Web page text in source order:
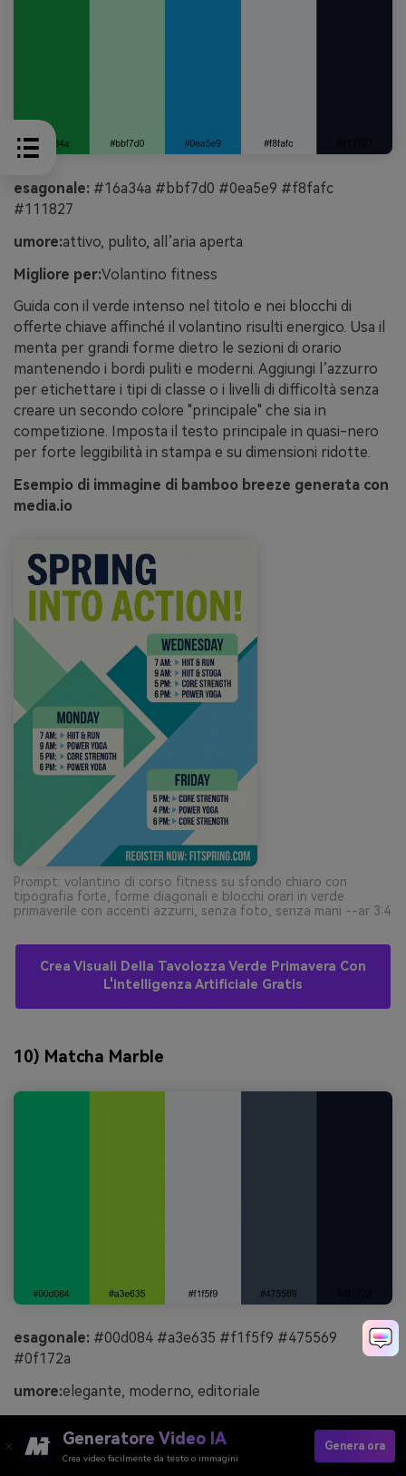
esagonale: #16a34a #bbf7d0 #0ea5e9 #f8fafc
#111827
umore:attivo, pulito, all’aria aperta
Migliore per:Volantino fitness
Guida con il verde intenso nel titolo e nei blocchi di
offerte chiave affinché il volantino risulti energico. Usa il
menta per grandi forme dietro le sezioni di orario
mantenendo i bordi puliti e moderni. Aggiungi l’azzurro
per etichettare i tipi di classe o i livelli di difficoltà senza
creare un secondo colore "principale" che sia in
competizione. Imposta il testo principale in quasi-nero
per forte leggibilità in stampa e su dimensioni ridotte.
Esempio di immagine di bamboo breeze generata con
media.io
Prompt: volantino di corso fitness su sfondo chiaro con
tipografia forte, forme diagonali e blocchi orari in verde
primaverile con accenti azzurri, senza foto, senza mani --ar 3:4
Crea Visuali Della Tavolozza Verde Primavera Con
L'intelligenza Artificiale Gratis
10) Matcha Marble
esagonale: #00d084 #a3e635 #f1f5f9 #475569
#0f172a
umore:elegante, moderno, editoriale
Utilizza il blu navy scuro e l’ardesia per tipografia,
Generatore Video IA
Crea video facilmente da testo o immagini
Genera ora